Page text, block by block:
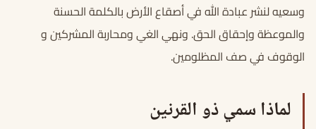
وسعيه لنشر عبادة الله في أصقاع الأرض بالكلمة الحسنة
والموعظة وإحقاق الحق. ونهي الغي ومحاربة المشركين و
الوقوف في صف المظلومين.
لماذا سمي ذو القرنين